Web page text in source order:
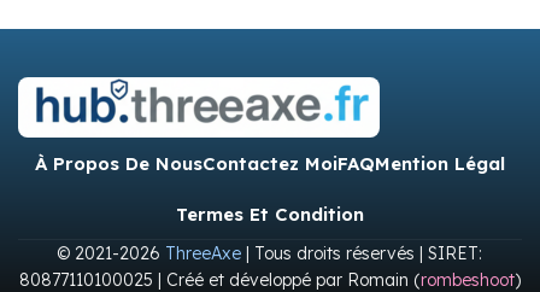
À Propos De NousContactez MoiFAQMention Légal
Termes Et Condition
© 2021-2026 ThreeAxe | Tous droits réservés | SIRET:
80877110100025 | Créé et développé par Romain (rombeshoot)